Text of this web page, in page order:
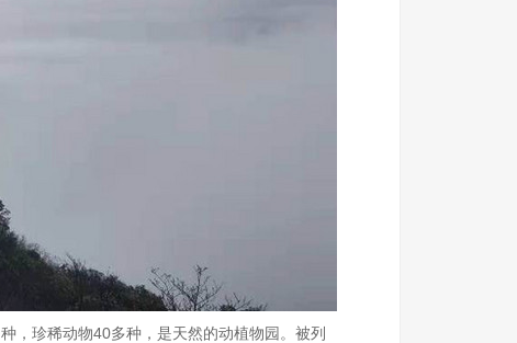
，珍稀动物40多种，是天然的动植物园。被列